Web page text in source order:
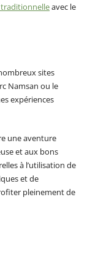
avec le
sites
Namsan ou le
expériences
une aventure
et aux bons
à l’utilisation de
et de
pleinement de